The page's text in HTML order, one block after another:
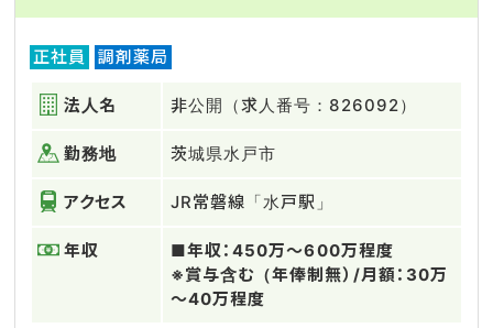
正社員 調剤薬局
法人名 非公開（求人番号：826092）
勤務地 茨城県水戸市
アクセス JR常磐線「水戸駅」
年収
■年収：450万～600万程度
※賞与含む（年俸制無）/月額：30万
～40万程度